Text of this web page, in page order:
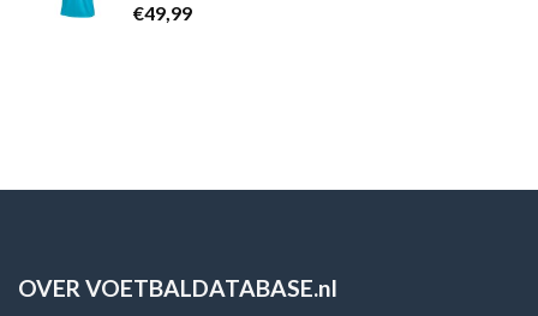
€49,99
OVER VOETBALDATABASE.nl